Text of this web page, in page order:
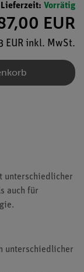
Lieferzeit: Vorrätig
EUR
EUR inkl. MwSt.
unterschiedlicher
auch für
unterschiedlicher